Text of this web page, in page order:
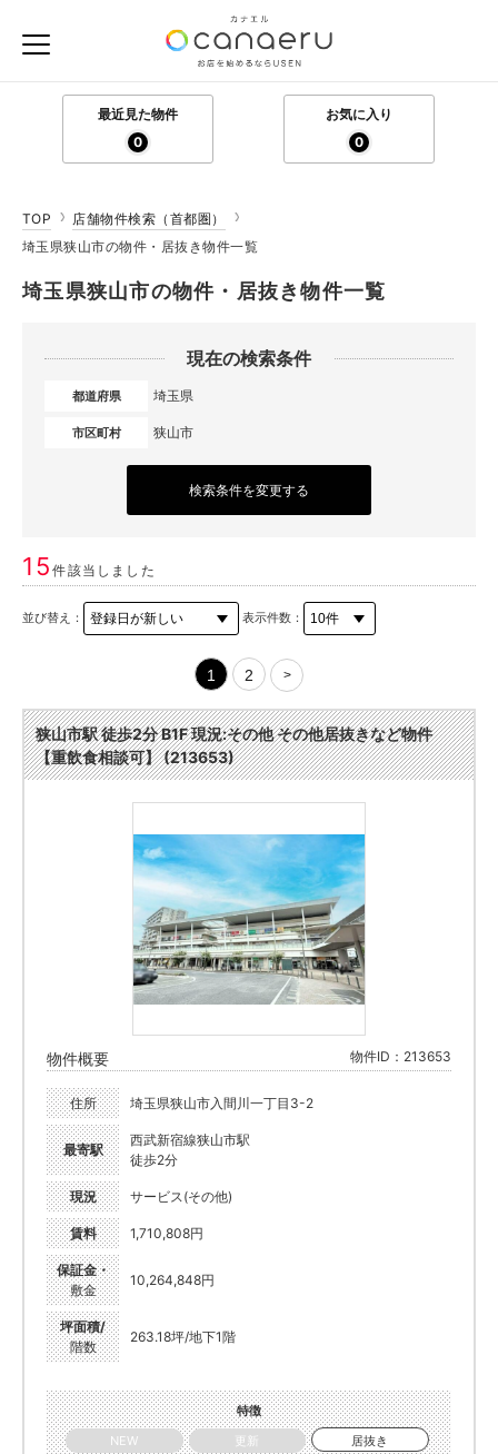
最近見た物件
0
お気に入り
0
TOP
店舗物件検索（首都圏）
埼玉県狭山市の物件・居抜き物件一覧
埼玉県狭山市の物件・居抜き物件一覧
現在の検索条件
都道府県 埼玉県
市区町村 狭山市
検索条件を変更する
15件該当しました
並び替え： 表示件数：
1 2 >
狭山市駅 徒歩2分 B1F 現況:その他 その他居抜きなど物件
【重飲食相談可】 (213653)
物件概要 物件ID：213653
住所 埼玉県狭山市入間川一丁目3-2
最寄駅
西武新宿線狭山市駅
徒歩2分
現況 サービス(その他)
賃料 1,710,808円
保証金・
敷金
10,264,848円
坪面積/
階数
263.18坪/地下1階
特徴
NEW
更新
居抜き